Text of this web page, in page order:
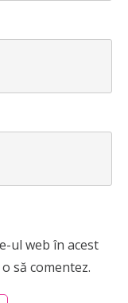
ul web în acest
să comentez.